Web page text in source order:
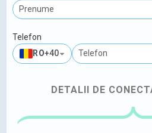
Telefon
RO+40
DETALII DE